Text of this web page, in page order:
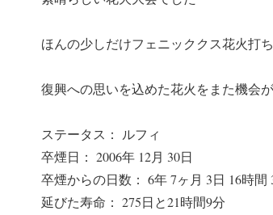
ほんの少しだけフェニッククス花火打
復興への思いを込めた花火をまた機会
ステータス： ルフィ
卒煙日： 2006年 12月 30日
卒煙からの日数： 6年 7ヶ月 3日 16時間
延びた寿命： 275日と21時間9分